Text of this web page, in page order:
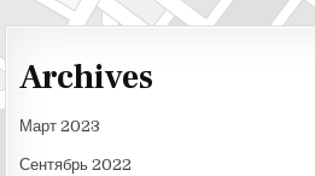
Archives
Март 2023
Сентябрь 2022